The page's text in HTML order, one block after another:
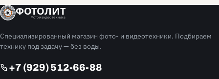
ФОТОЛИТ
Фото и видео техника
Специализированный магазин фото- и видеотехники. Подбираем
технику под задачу — без воды.
+7 (929) 512-66-88